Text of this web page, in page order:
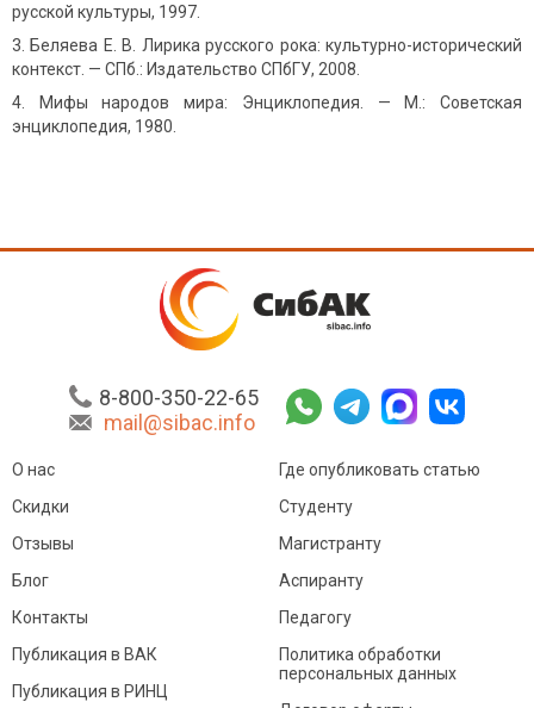
русской культуры, 1997.
Беляева Е. В. Лирика русского рока: культурно-исторический
контекст. — СПб.: Издательство СПбГУ, 2008.
Мифы народов мира: Энциклопедия. — М.: Советская
энциклопедия, 1980.
8-800-350-22-65
mail@sibac.info
О нас
Скидки
Отзывы
Блог
Контакты
Где опубликовать статью
Студенту
Магистранту
Аспиранту
Педагогу
Публикация в ВАК
Публикация в РИНЦ
Политика обработки
персональных данных